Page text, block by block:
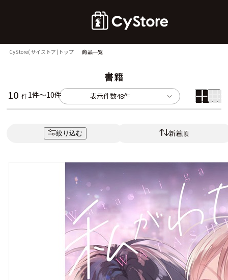
CyStore(サイストア)トップ 商品一覧
書籍
10 件1件～10件 表示件数48件
絞り込む 新着順